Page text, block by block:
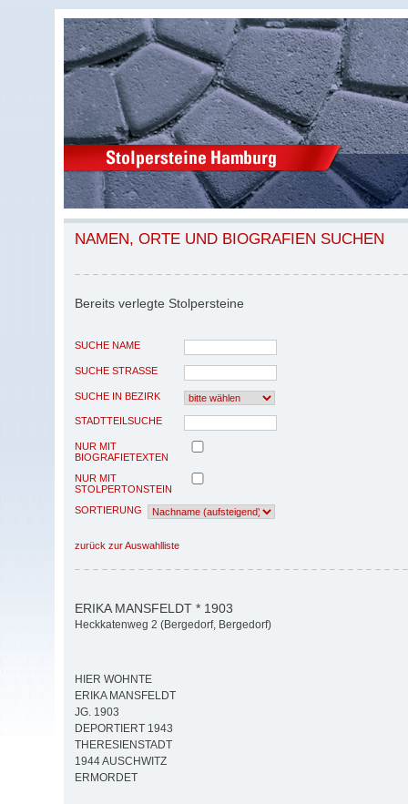
NAMEN, ORTE UND BIOGRAFIEN SUCHEN
Bereits verlegte Stolpersteine
SUCHE NAME
SUCHE STRASSE
SUCHE IN BEZIRK
STADTTEILSUCHE
NUR MIT
BIOGRAFIETEXTEN
NUR MIT
STOLPERTONSTEIN
SORTIERUNG
zurück zur Auswahlliste
ERIKA MANSFELDT * 1903
Heckkatenweg 2 (Bergedorf, Bergedorf)
HIER WOHNTE
ERIKA MANSFELDT
JG. 1903
DEPORTIERT 1943
THERESIENSTADT
1944 AUSCHWITZ
ERMORDET